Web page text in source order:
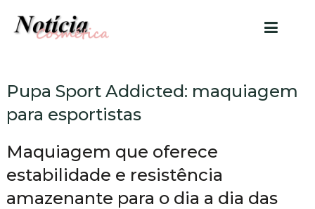
Pupa Sport Addicted: maquiagem
para esportistas
Maquiagem que oferece
estabilidade e resistência
amazenante para o dia a dia das